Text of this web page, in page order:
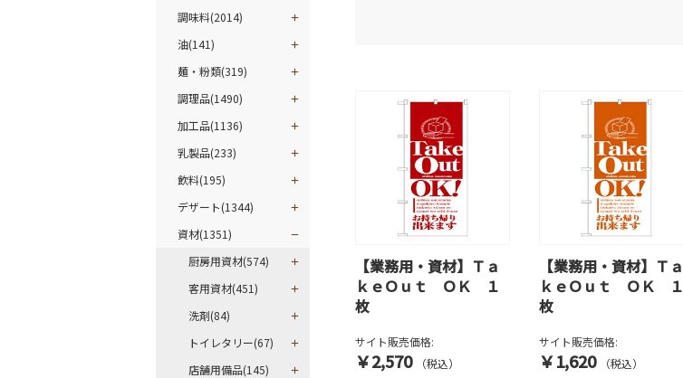
【業務用・資材】Ｔａ
ｋｅＯｕｔ ＯＫ １
枚
サイト販売価格:
￥2,570 （税込）
【業務用・資材】Ｔａ
ｋｅＯｕｔ ＯＫ １
枚
サイト販売価格:
￥1,620 （税込）
調味料(2014)
油(141)
麺・粉類(319)
調理品(1490)
加工品(1136)
乳製品(233)
飲料(195)
デザート(1344)
資材(1351)
厨房用資材(574)
客用資材(451)
洗剤(84)
トイレタリー(67)
店舗用備品(145)